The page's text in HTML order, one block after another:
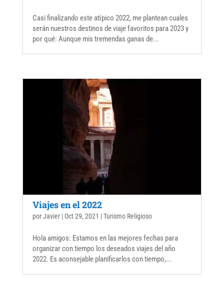
Casi finalizando este atípico 2022, me plantean cuales
serán nuestros destinos de viaje favoritos para 2023 y
por qué: Aunque mis tremendas ganas de...
Viajes en el 2022
porJavier| Oct 29, 2021 |Turismo Religioso
Hola amigos: Estamos en las mejores fechas para
organizar con tiempo los deseados viajes del año
2022. Es aconsejable planificarlos con tiempo,...